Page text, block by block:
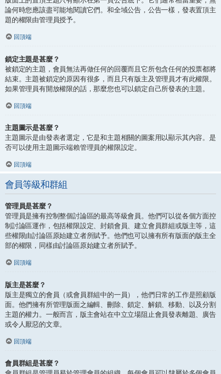
論何時您應該盡可能地閱讀它們。和全域公告，公告一樣，發表置頂主
題的權限由管理員授予。
回頂端
鎖定主題是甚麼？
被鎖定的主題，會員無法再做任何的回覆而且它所包含任何的投票都將
結束。主題被鎖定的原因有很多，而且只有版主及管理員才有此權限。
如果管理員有開放權限的話，那麼您也可以鎖定自己所發表的主題。
回頂端
主題圖示是甚麼？
主題圖示是由發表者選定，它是和主題相關的圖案用以顯示其內容。是
否可以使用主題圖示端賴管理員的權限設定。
回頂端
會員等級和群組
管理員是甚麼？
管理員是擁有控制整個討論區的最高等級會員。他們可以從各個方面控
制討論區運作，包括權限設定、封鎖會員、建立會員群組或版主等，這
些權限由討論區原始建立者所賦予。他們也可以擁有所有版面的版主全
部的權限，同樣由討論區原始建立者所賦予。
回頂端
版主是甚麼？
版主是獨立的會員（或會員群組中的一員），他們日常的工作是照顧版
面。他們擁有所管理版面之編輯、刪除、鎖定、解鎖、移動、以及分割
主題的權力。一般而言，版主會站在中立立場阻止會員發表離題、廣告
或令人厭惡的文章。
回頂端
會員群組是甚麼？